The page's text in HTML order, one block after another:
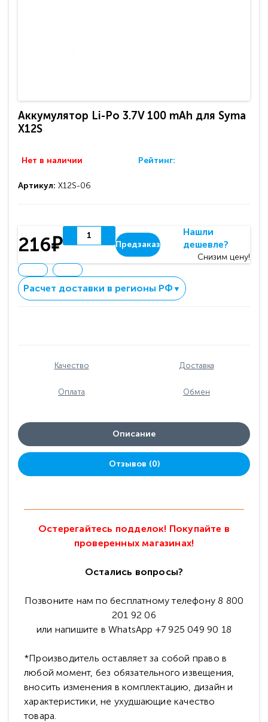
Аккумулятор Li-Po 3.7V 100 mAh для Syma
X12S
Нет в наличии Рейтинг:
Артикул: X12S-06
216₽ Предзаказ
Нашли
дешевле?
Снизим цену!
Расчет доставки в регионы РФ ▼
Качество Доставка
Оплата Обмен
Описание
Отзывов (0)
Остерегайтесь подделок! Покупайте в
проверенных магазинах!
Остались вопросы?
Позвоните нам по бесплатному телефону 8 800
201 92 06
или напишите в WhatsApp +7 925 049 90 18
*Производитель оставляет за собой право в
любой момент, без обязательного извещения,
вносить изменения в комплектацию, дизайн и
характеристики, не ухудшающие качество
товара.